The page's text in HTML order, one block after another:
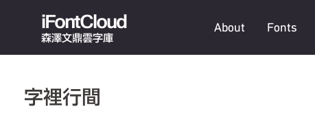
iFontCloud
森澤文鼎雲字庫
About Fonts
字裡行間